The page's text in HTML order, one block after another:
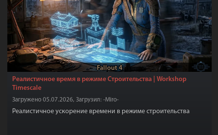
Fallout 4
Реалистичное время в режиме Строительства | Workshop
Timescale
Загружено 05.07.2026, Загрузил: -Miro-
Реалистичное ускорение времени в режиме строительства